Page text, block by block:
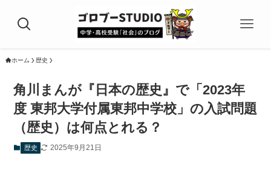
ホーム 歴史
角川まんが『日本の歴史』で「2023年
度 東邦大学付属東邦中学校」の入試問題
（歴史）は何点とれる？
歴史 2025年9月21日